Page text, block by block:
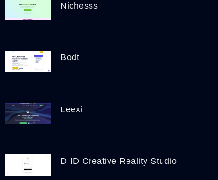
Nichesss
Bodt
Leexi
D-ID Creative Reality Studio